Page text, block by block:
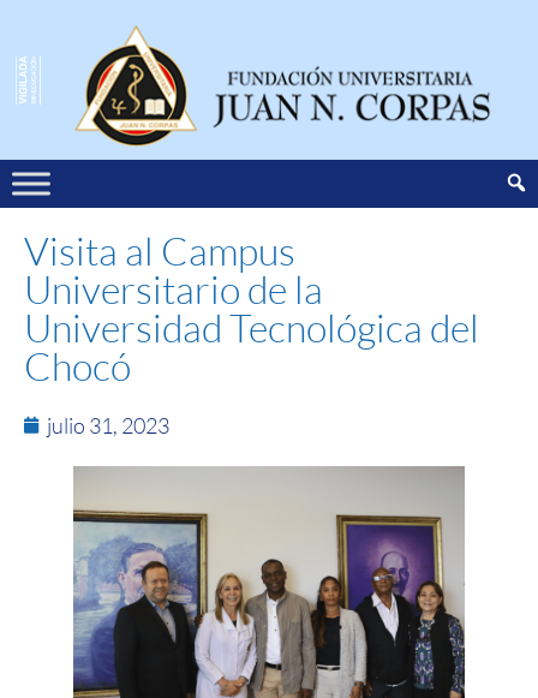
Visita al Campus
Universitario de la
Universidad Tecnológica del
Chocó
julio 31, 2023